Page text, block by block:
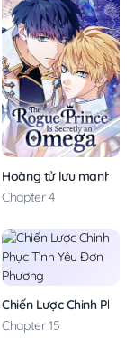
Hoàng tử lưu manh
Chapter 4
Chiến Lược Chinh Phục
Chapter 15